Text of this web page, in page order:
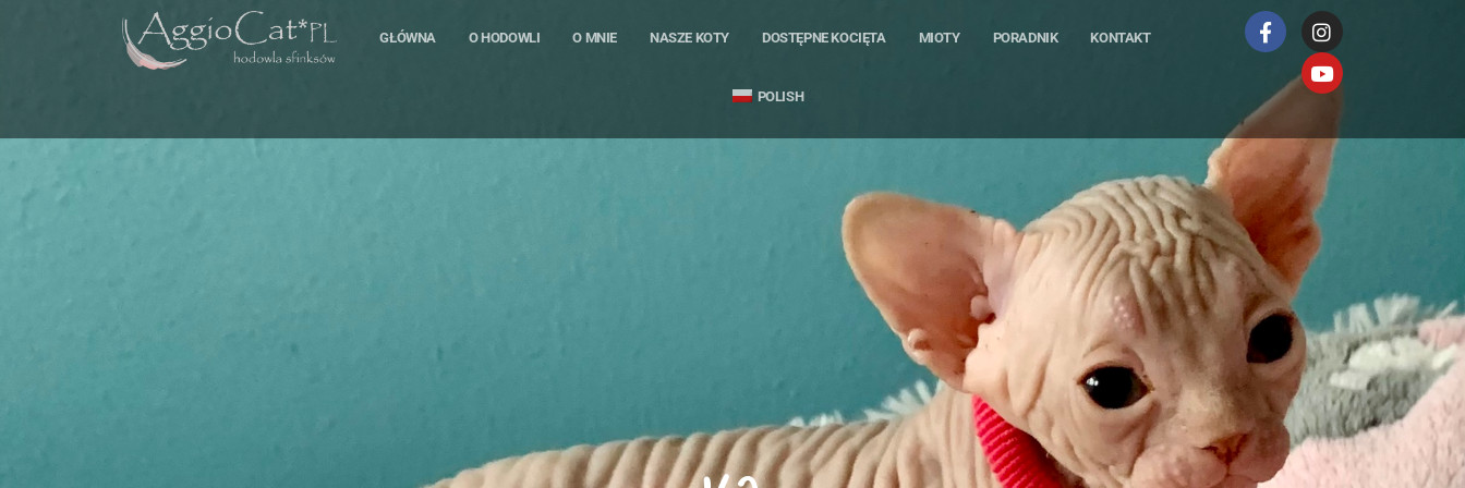
GŁÓWNA O HODOWLI O MNIE NASZE KOTY DOSTĘPNE KOCIĘTA MIOTY PORADNIK KONTAKT
POLISH